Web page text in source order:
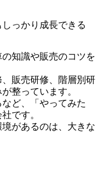
っかり成長できる
知識や販売のコツを
販売研修、階層別研
整っています。
ど、「やってみた
です。
があるのは、大きな